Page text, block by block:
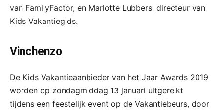
van FamilyFactor, en Marlotte Lubbers, directeur van
Kids Vakantiegids.
Vinchenzo
De Kids Vakantieaanbieder van het Jaar Awards 2019
worden op zondagmiddag 13 januari uitgereikt
tijdens een feestelijk event op de Vakantiebeurs, door